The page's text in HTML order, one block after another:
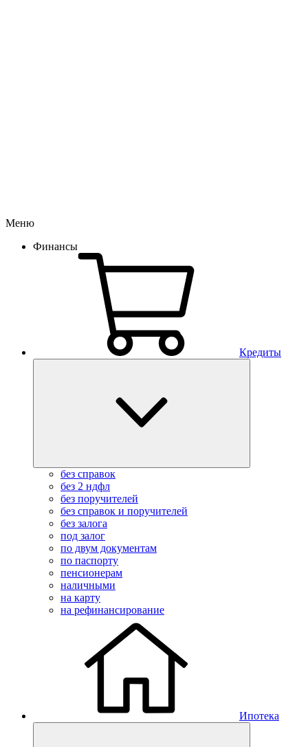
Меню
Финансы
Кредиты
без справок
без 2 ндфл
без поручителей
без справок и поручителей
без залога
под залог
по двум документам
по паспорту
пенсионерам
наличными
на карту
на рефинансирование
Ипотека